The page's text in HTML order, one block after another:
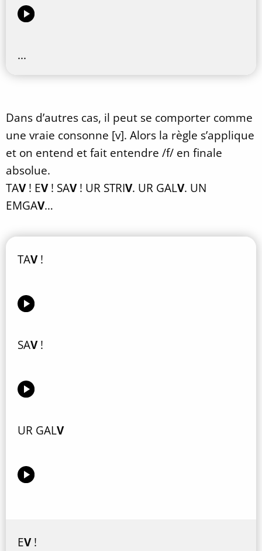
...
Dans d’autres cas, il peut se comporter comme
une vraie consonne [v]. Alors la règle s’applique
et on entend et fait entendre /f/ en finale
absolue.
TAV! EV! SAV! UR STRIV. UR GALV. UN
EMGAV…
TAV!
SAV!
UR GALV
EV!